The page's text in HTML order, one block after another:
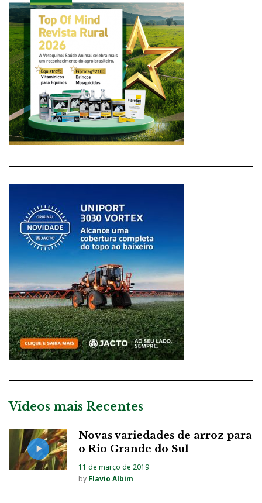
Vídeos mais Recentes
Novas variedades de arroz para
o Rio Grande do Sul
11 de março de 2019
by Flavio Albim